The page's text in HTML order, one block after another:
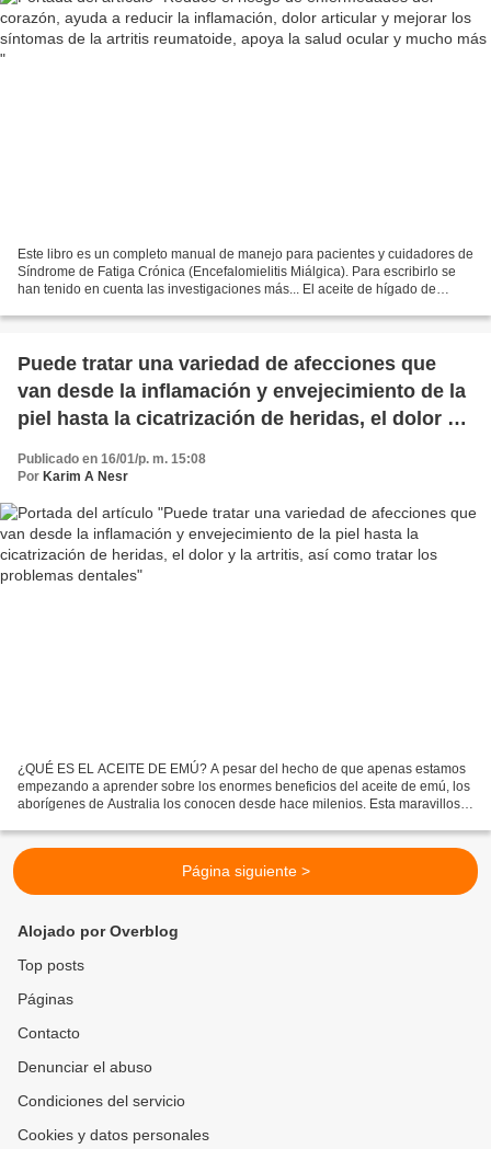
Este libro es un completo manual de manejo para pacientes y cuidadores de
Síndrome de Fatiga Crónica (Encefalomielitis Miálgica). Para escribirlo se
han tenido en cuenta las investigaciones más... El aceite de hígado de
Puede tratar una variedad de afecciones que
van desde la inflamación y envejecimiento de la
piel hasta la cicatrización de heridas, el dolor y
dentales
Publicado en 16/01/p. m. 15:08
Por Karim A Nesr
¿QUÉ ES EL ACEITE DE EMÚ? A pesar del hecho de que apenas estamos
empezando a aprender sobre los enormes beneficios del aceite de emú, los
aborígenes de Australia los conocen desde hace milenios. Esta maravillosa
Página siguiente >
Alojado por Overblog
Top posts
Páginas
Contacto
Denunciar el abuso
Condiciones del servicio
Cookies y datos personales